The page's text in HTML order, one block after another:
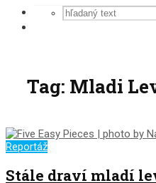
Tag: Mladi
Reportáž
Stále draví mladí